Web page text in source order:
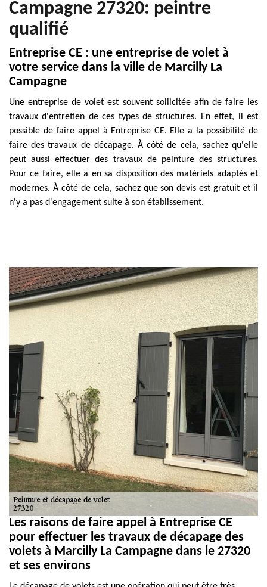
Campagne 27320: peintre
qualifié
Entreprise CE : une entreprise de volet à
votre service dans la ville de Marcilly La
Campagne
Une entreprise de volet est souvent sollicitée afin de faire les
travaux d'entretien de ces types de structures. En effet, il est
possible de faire appel à Entreprise CE. Elle a la possibilité de
faire des travaux de décapage. À côté de cela, sachez qu'elle
peut aussi effectuer des travaux de peinture des structures.
Pour ce faire, elle a en sa disposition des matériels adaptés et
modernes. À côté de cela, sachez que son devis est gratuit et il
n'y a pas d'engagement suite à son établissement.
Les raisons de faire appel à Entreprise CE
pour effectuer les travaux de décapage des
volets à Marcilly La Campagne dans le 27320
et ses environs